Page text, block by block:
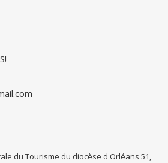
du Tourisme du diocèse d'Orléans 51,